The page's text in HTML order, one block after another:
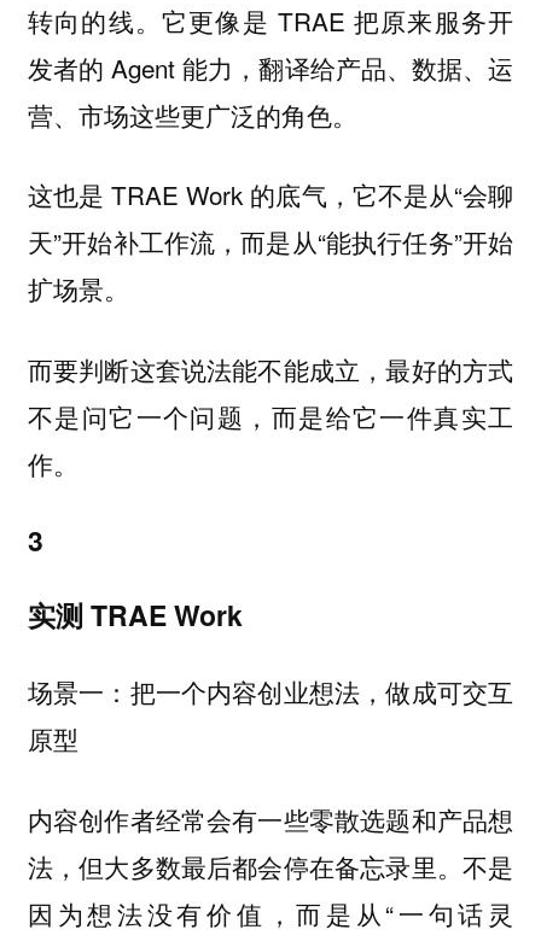
转向的线。它更像是 TRAE 把原来服务开
发者的 Agent 能力，翻译给产品、数据、运
营、市场这些更广泛的角色。
这也是 TRAE Work 的底气，它不是从“会聊
天”开始补工作流，而是从“能执行任务”开始
扩场景。
而要判断这套说法能不能成立，最好的方式
不是问它一个问题，而是给它一件真实工
作。
3
实测 TRAE Work
场景一：把一个内容创业想法，做成可交互
原型
内容创作者经常会有一些零散选题和产品想
法，但大多数最后都会停在备忘录里。不是
因为想法没有价值，而是从“一句话灵